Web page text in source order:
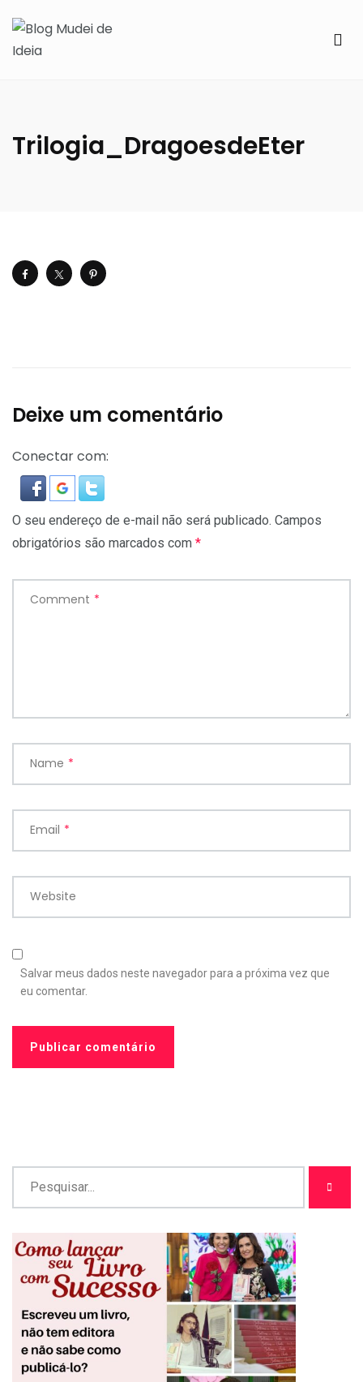
Trilogia_DragoesdeEter
Deixe um comentário
Conectar com:
O seu endereço de e-mail não será publicado. Campos
obrigatórios são marcados com *
Comment *
Name *
Email *
Website
Salvar meus dados neste navegador para a próxima vez que
eu comentar.